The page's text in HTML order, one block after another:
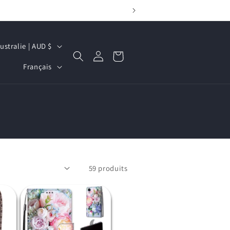
Australie | AUD $
LFrançais
ConnexionPanier
59 produits